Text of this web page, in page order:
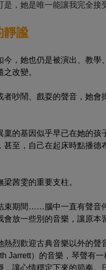
，她是唯一能讓我完全接
靜謐
，她也仍是被演出、教
改變。
吵鬧、戲耍的聲音，她
的基因似乎早已在她的
至，自己在起床時點播
茜雯的重要支柱。
束期間……腦中一直有聲音
放一些別的音樂，讓原本
烈歡迎古典音樂以外的聲
Jarrett）的音樂，琴聲有
讓心情穩定下來的節奏。